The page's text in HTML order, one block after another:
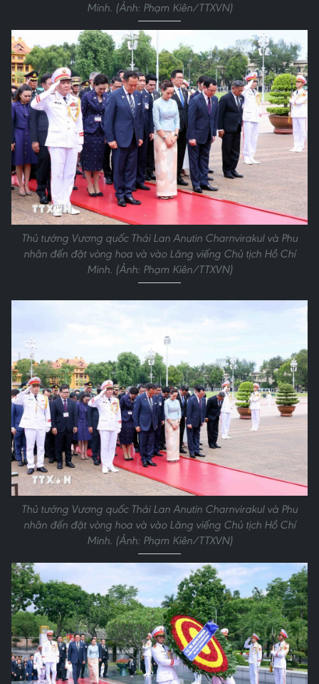
Minh. (Ảnh: Phạm Kiên/TTXVN)
Thủ tướng Vương quốc Thái Lan Anutin Charnvirakul và Phu
nhân đến đặt vòng hoa và vào Lăng viếng Chủ tịch Hồ Chí
Minh. (Ảnh: Phạm Kiên/TTXVN)
Thủ tướng Vương quốc Thái Lan Anutin Charnvirakul và Phu
nhân đến đặt vòng hoa và vào Lăng viếng Chủ tịch Hồ Chí
Minh. (Ảnh: Phạm Kiên/TTXVN)